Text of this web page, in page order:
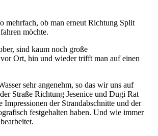
mehrfach, ob man erneut Richtung Split
möchte.
sind kaum noch große
Ort, hin und wieder trifft man auf einen
sehr angenehm, so das wir uns auf
Straße Richtung Jesenice und Dugi Rat
Impressionen der Strandabschnitte und der
festgehalten haben. Und wie immer